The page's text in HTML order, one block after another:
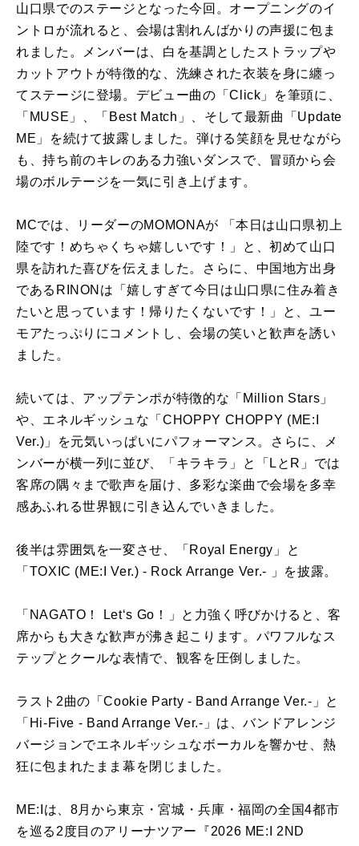
山口県でのステージとなった今回。オープニングのイ
ントロが流れると、会場は割れんばかりの声援に包ま
れました。メンバーは、白を基調としたストラップや
カットアウトが特徴的な、洗練された衣装を身に纏っ
てステージに登場。デビュー曲の「Click」を筆頭に、
「MUSE」、「Best Match」、そして最新曲「Update
ME」を続けて披露しました。弾ける笑顔を見せながら
も、持ち前のキレのある力強いダンスで、冒頭から会
場のボルテージを一気に引き上げます。
MCでは、リーダーのMOMONAが 「本日は山口県初上
陸です！めちゃくちゃ嬉しいです！」と、初めて山口
県を訪れた喜びを伝えました。さらに、中国地方出身
であるRINONは「嬉しすぎて今日は山口県に住み着き
たいと思っています！帰りたくないです！」と、ユー
モアたっぷりにコメントし、会場の笑いと歓声を誘い
ました。
続いては、アップテンポが特徴的な「Million Stars」
や、エネルギッシュな「CHOPPY CHOPPY (ME:I
Ver.)」を元気いっぱいにパフォーマンス。さらに、メ
ンバーが横一列に並び、「キラキラ」と「LとR」では
客席の隅々まで歌声を届け、多彩な楽曲で会場を多幸
感あふれる世界観に引き込んでいきました。
後半は雰囲気を一変させ、「Royal Energy」と
「TOXIC (ME:I Ver.) - Rock Arrange Ver.- 」を披露。
「NAGATO！ Let‘s Go！」と力強く呼びかけると、客
席からも大きな歓声が沸き起こります。パワフルなス
テップとクールな表情で、観客を圧倒しました。
ラスト2曲の「Cookie Party - Band Arrange Ver.-」と
「Hi-Five - Band Arrange Ver.-」は、バンドアレンジ
バージョンでエネルギッシュなボーカルを響かせ、熱
狂に包まれたまま幕を閉じました。
ME:Iは、8月から東京・宮城・兵庫・福岡の全国4都市
を巡る2度目のアリーナツアー『2026 ME:I 2ND